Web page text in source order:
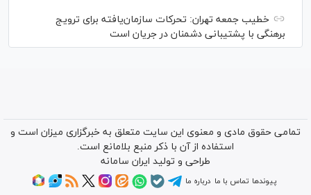
خطیب جمعه تهران: تحرکات سازمان‌یافته برای ترویج
برهنگی با پشتیبانی دشمنان در جریان است
تمامی حقوق مادی و معنوی این سایت متعلق به خبرگزاری میزان است و
استفاده از آن با ذکر منبع بلامانع است.
طراحی و تولید ایران سامانه
پیوندها تماس با ما درباره ما